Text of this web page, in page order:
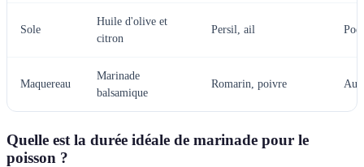
Sole
Huile d'olive et
citron
Persil, ail
Maquereau
Marinade
balsamique
Romarin, poivre Au
Quelle est la durée idéale de marinade pour le
poisson ?